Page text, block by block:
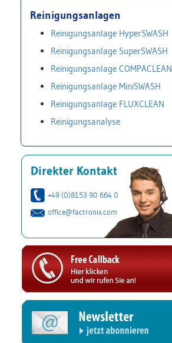
Reinigungsanlagen
Reinigungsanlage HyperSWASH
Reinigungsanlage SuperSWASH
Reinigungsanlage COMPACLEAN
Reinigungsanlage MiniSWASH
Reinigungsanlage FLUXCLEAN
Reinigungsanalyse
Direkter Kontakt
+49 (0)8153 90 664 0
office@factronix.com